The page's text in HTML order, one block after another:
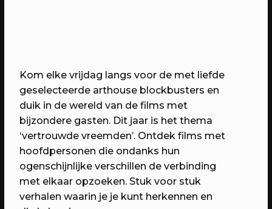
20/04/2023
Kom elke vrijdag langs voor de met liefde
geselecteerde arthouse blockbusters en
duik in de wereld van de films met
bijzondere gasten. Dit jaar is het thema
‘vertrouwde vreemden’. Ontdek films met
hoofdpersonen die ondanks hun
ogenschijnlijke verschillen de verbinding
met elkaar opzoeken. Stuk voor stuk
verhalen waarin je je kunt herkennen en